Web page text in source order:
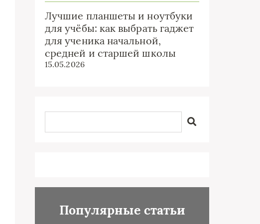
Лучшие планшеты и ноутбуки
для учёбы: как выбрать гаджет
для ученика начальной,
средней и старшей школы
15.05.2026
Популярные статьи